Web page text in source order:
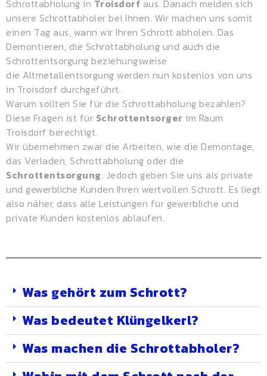
Schrottabholung in Troisdorf aus. Danach melden sich
unsere Schrottabholer bei Ihnen. Wir machen uns somit
einen Tag aus, wann wir Ihren Schrott abholen. Das
Demontieren, die Schrottabholung und auch die
Schrottentsorgung beziehungsweise
die Altmetallentsorgung werden nun kostenlos von uns
in Troisdorf durchgeführt.
Warum sollten Sie für die Schrottabholung bezahlen?
Diese Fragen ist für Schrottentsorger im Raum
Troisdorf berechtigt.
Wir übernehmen zwar die Arbeiten, wie die Demontage,
das Verladen, Schrottabholung oder die
Schrottentsorgung. Jedoch geben Sie uns als private
und gewerbliche Kunden Ihren wertvollen Schrott. Es liegt
also näher, dass alle Leistungen für gewerbliche und
private Kunden kostenlos ablaufen.
Was gehört zum Schrott?
Was bedeutet Klüngelkerl?
Was machen die Schrottabholer?